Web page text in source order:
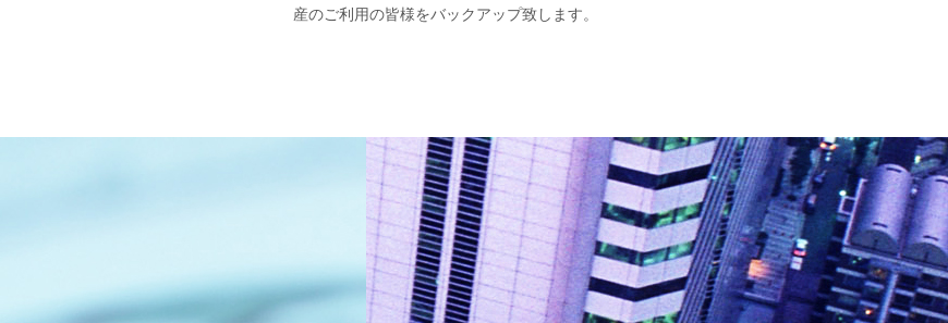
産のご利用の皆様をバックアップ致します。